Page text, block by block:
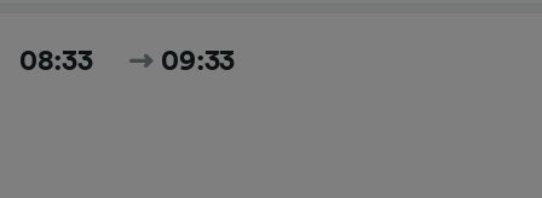
08:33 09:33